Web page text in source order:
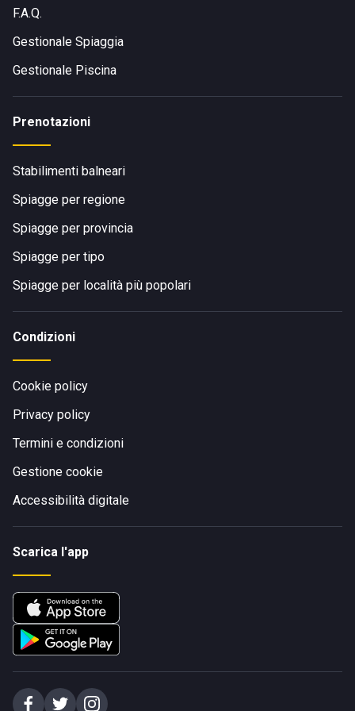
F.A.Q.
Gestionale Spiaggia
Gestionale Piscina
Prenotazioni
Stabilimenti balneari
Spiagge per regione
Spiagge per provincia
Spiagge per tipo
Spiagge per località più popolari
Condizioni
Cookie policy
Privacy policy
Termini e condizioni
Gestione cookie
Accessibilità digitale
Scarica l'app